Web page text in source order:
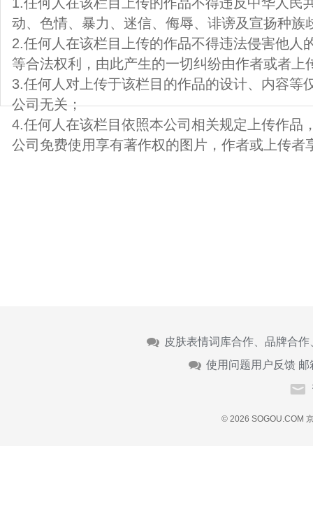
动、色情、暴力、迷信、侮辱、诽谤及宣扬种族
2.任何人在该栏目上传的作品不得违法侵害他人
等合法权利，由此产生的一切纠纷由作者或者上
3.任何人对上传于该栏目的作品的设计、内容等
公司无关；
4.任何人在该栏目依照本公司相关规定上传作品
公司免费使用享有著作权的图片，作者或上传者
皮肤表情词库合作、品牌合
使用问题用户反馈 邮
© 2026 SOGOU.COM